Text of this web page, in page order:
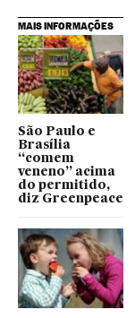
MAIS INFORMAÇÕES
São Paulo e
Brasília
“comem
veneno” acima
do permitido,
diz Greenpeace